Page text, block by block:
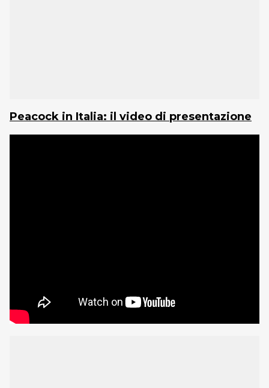
Peacock in Italia: il video di presentazione